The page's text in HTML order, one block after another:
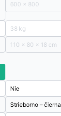
600 x 800
38 kg
110 × 80 × 18 cm
Nie
Strieborno – čierna